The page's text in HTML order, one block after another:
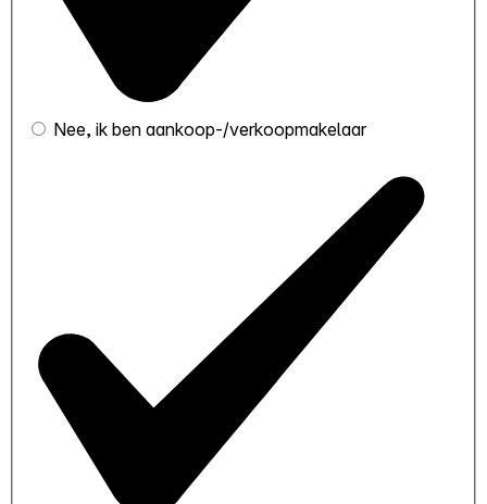
Nee, ik ben aankoop-/verkoopmakelaar